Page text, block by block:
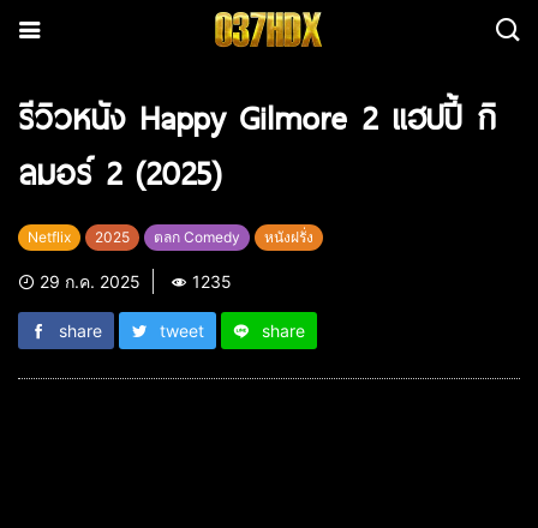
รีวิวหนัง Happy Gilmore 2 แฮปปี้ กิ
ลมอร์ 2 (2025)
Netflix 2025 ตลก Comedy หนังฝรั่ง
29 ก.ค. 2025 1235
share tweet share